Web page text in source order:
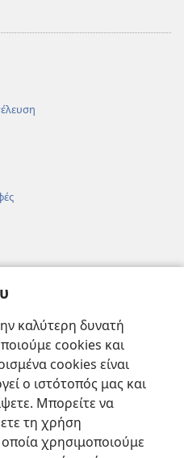
καλύτερη δυνατή
cookies και
cookies είναι
ο ιστότοπός μας και
Μπορείτε να
τη χρήση
χρησιμοποιούμε
και ΜΜΕ
Σκοπιάς™